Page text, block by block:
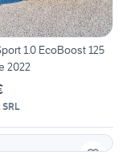
1.0 EcoBoost 125
2022
SRL